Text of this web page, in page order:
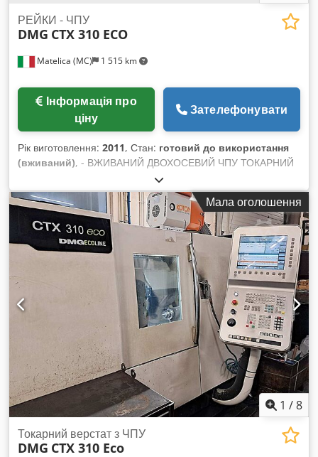
Matelica (MC) 1 515 km
РЕЙКИ - ЧПУ
DMG CTX 310 ECO
ціну
Зателефонувати
Рік виготовлення: 2011, Стан: готовий до використання
(вживаний), - ВЖИВАНИЙ ДВОХОСЕВИЙ ЧПУ ТОКАРНИЙ
ВЕРСТАТ МАКСИМАЛЬНИЙ ДІАМЕТР ОБРОБКИ: 330 мм
МАКСИМАЛЬНА ДОВЖИНА ОБРОБКИ: 350 мм
МАКСИМАЛЬНИЙ ДІАМЕТР ОБРОБКИ: 200 мм
МАКСИМАЛЬНИЙ ДІАМЕТР СТАНГИ: 51 мм ШПІНДЕЛЬ:
5000 об/хв; 11-16,5 кВт; 210 мм ХІД ОСІ X: 160 мм ХІД ОСІ
Z: 450 мм РЕВОЛЬВЕРНА ГОЛОВКА: 12 ПОЛОЖЕНЬ
СИСТЕМА ЧЕРЕЗВАННЯ: SIEMENS 810D ВАГА: 3400 кг
ЗАГАЛЬНІ ГАБАРИТИ: 4325 x 2071 x 1742 мм
КОМПЛЕКТАЦІЯ: КОНВЕЄР ДЛЯ ВІДВЕДЕННЯ СТРУЖКИ
Dodpfx Ajzda Hweqxeck
Мала оголошення
1 /8
Токарний верстат з ЧПУ
DMG CTX 310 Eco